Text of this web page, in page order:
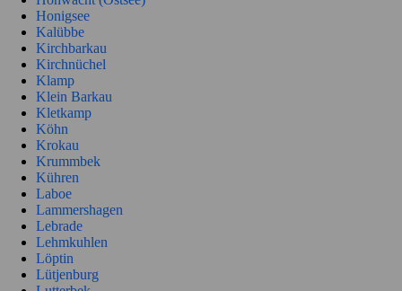
Honigsee
Kalübbe
Kirchbarkau
Kirchnüchel
Klamp
Klein Barkau
Kletkamp
Köhn
Krokau
Krummbek
Kühren
Laboe
Lammershagen
Lebrade
Lehmkuhlen
Löptin
Lütjenburg